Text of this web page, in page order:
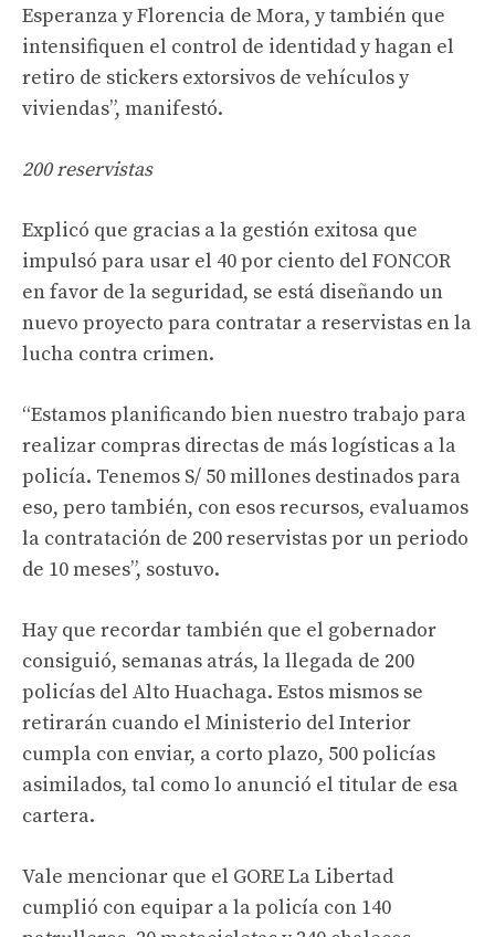
Esperanza y Florencia de Mora, y también que
intensifiquen el control de identidad y hagan el
retiro de stickers extorsivos de vehículos y
viviendas”, manifestó.
200 reservistas
Explicó que gracias a la gestión exitosa que
impulsó para usar el 40 por ciento del FONCOR
en favor de la seguridad, se está diseñando un
nuevo proyecto para contratar a reservistas en la
lucha contra crimen.
“Estamos planificando bien nuestro trabajo para
realizar compras directas de más logísticas a la
policía. Tenemos S/ 50 millones destinados para
eso, pero también, con esos recursos, evaluamos
la contratación de 200 reservistas por un periodo
de 10 meses”, sostuvo.
Hay que recordar también que el gobernador
consiguió, semanas atrás, la llegada de 200
policías del Alto Huachaga. Estos mismos se
retirarán cuando el Ministerio del Interior
cumpla con enviar, a corto plazo, 500 policías
asimilados, tal como lo anunció el titular de esa
cartera.
Vale mencionar que el GORE La Libertad
cumplió con equipar a la policía con 140